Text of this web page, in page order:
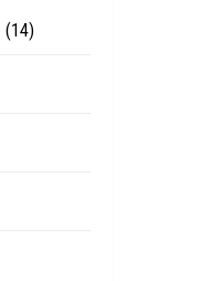
(14)